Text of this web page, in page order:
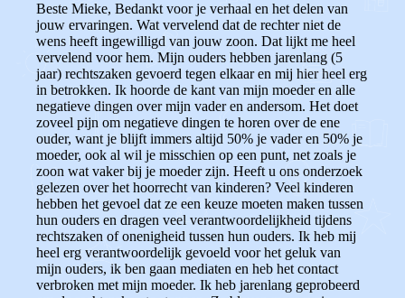
Beste Mieke, Bedankt voor je verhaal en het delen van
jouw ervaringen. Wat vervelend dat de rechter niet de
wens heeft ingewilligd van jouw zoon. Dat lijkt me heel
vervelend voor hem. Mijn ouders hebben jarenlang (5
jaar) rechtszaken gevoerd tegen elkaar en mij hier heel erg
in betrokken. Ik hoorde de kant van mijn moeder en alle
negatieve dingen over mijn vader en andersom. Het doet
zoveel pijn om negatieve dingen te horen over de ene
ouder, want je blijft immers altijd 50% je vader en 50% je
moeder, ook al wil je misschien op een punt, net zoals je
zoon wat vaker bij je moeder zijn. Heeft u ons onderzoek
gelezen over het hoorrecht van kinderen? Veel kinderen
hebben het gevoel dat ze een keuze moeten maken tussen
hun ouders en dragen veel verantwoordelijkheid tijdens
rechtszaken of onenigheid tussen hun ouders. Ik heb mij
heel erg verantwoordelijk gevoeld voor het geluk van
mijn ouders, ik ben gaan mediaten en heb het contact
verbroken met mijn moeder. Ik heb jarenlang geprobeerd